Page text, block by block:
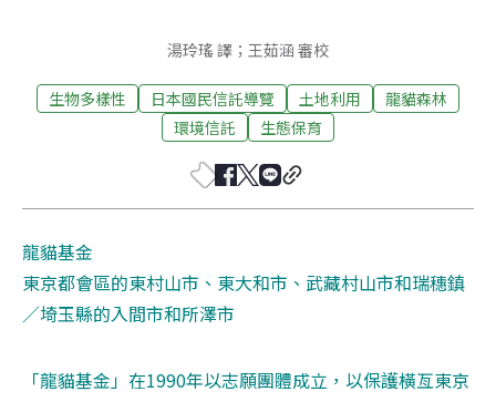
湯玲瑤 譯；王茹涵 審校
生物多樣性 日本國民信託導覽 土地利用
龍貓森林
環境信託
生態保育
龍貓基金
東京都會區的東村山市、東大和市、武藏村山市和瑞穗鎮
／埼玉縣的入間市和所澤市
「龍貓基金」在1990年以志願團體成立，以保護橫亙東京